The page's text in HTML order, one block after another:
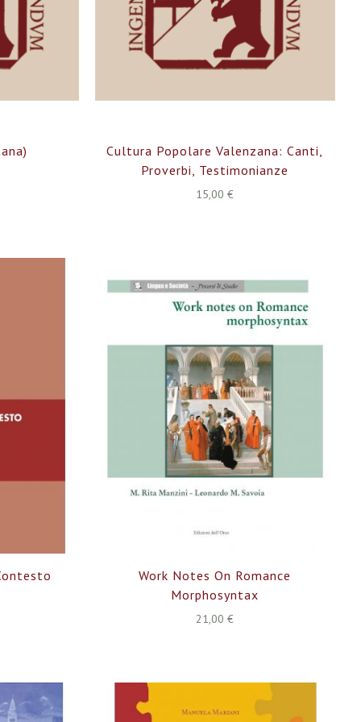
Cultura Popolare Valenzana: Canti,
Proverbi, Testimonianze
15,00 €
Work Notes On Romance
Morphosyntax
21,00 €